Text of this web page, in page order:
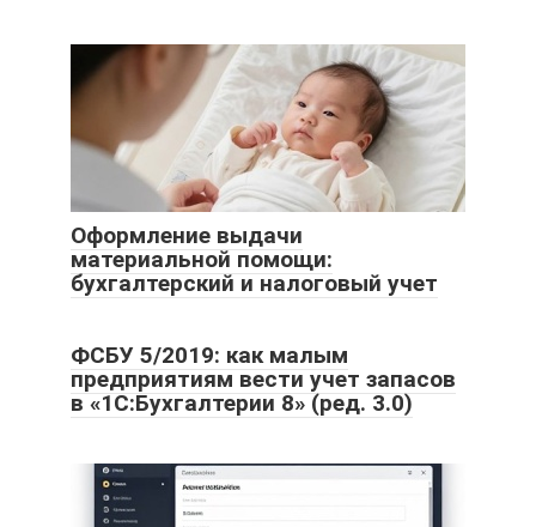
Оформление выдачи
материальной помощи:
бухгалтерский и налоговый учет
ФСБУ 5/2019: как малым
предприятиям вести учет запасов
в «1С:Бухгалтерии 8» (ред. 3.0)